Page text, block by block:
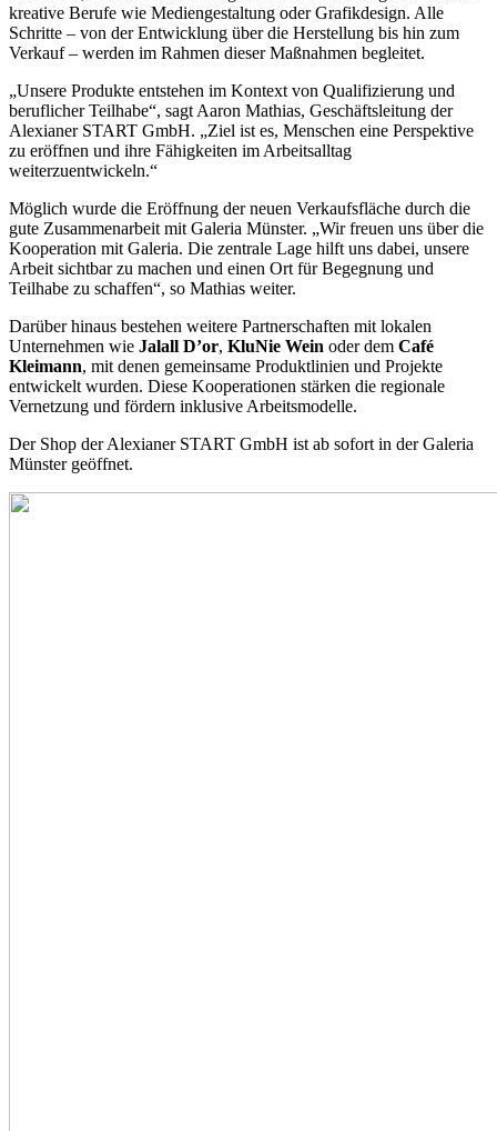
kreative Berufe wie Mediengestaltung oder Grafikdesign. Alle
Schritte – von der Entwicklung über die Herstellung bis hin zum
Verkauf – werden im Rahmen dieser Maßnahmen begleitet.
„Unsere Produkte entstehen im Kontext von Qualifizierung und
beruflicher Teilhabe“, sagt Aaron Mathias, Geschäftsleitung der
Alexianer START GmbH. „Ziel ist es, Menschen eine Perspektive
zu eröffnen und ihre Fähigkeiten im Arbeitsalltag
weiterzuentwickeln.“
Möglich wurde die Eröffnung der neuen Verkaufsfläche durch die
gute Zusammenarbeit mit Galeria Münster. „Wir freuen uns über die
Kooperation mit Galeria. Die zentrale Lage hilft uns dabei, unsere
Arbeit sichtbar zu machen und einen Ort für Begegnung und
Teilhabe zu schaffen“, so Mathias weiter.
Darüber hinaus bestehen weitere Partnerschaften mit lokalen
Unternehmen wie Jalall D’or, KluNie Wein oder dem Café
Kleimann, mit denen gemeinsame Produktlinien und Projekte
entwickelt wurden. Diese Kooperationen stärken die regionale
Vernetzung und fördern inklusive Arbeitsmodelle.
Der Shop der Alexianer START GmbH ist ab sofort in der Galeria
Münster geöffnet.